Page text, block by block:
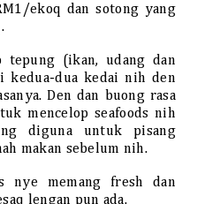
ekoq dan sotong yang
tepung (ikan, udang dan
kedua-dua kedai nih den
Den dan buong rasa
mencelop seafoods nih
diguna untuk pisang
makan sebelum nih.
nye memang fresh dan
lengan pun ada.